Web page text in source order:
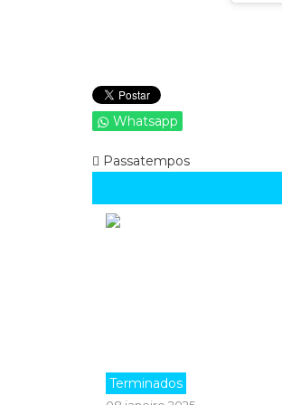
Whatsapp
Passatempos
Terminados